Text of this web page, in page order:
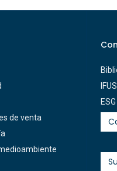
de venta
IFUS
ESG